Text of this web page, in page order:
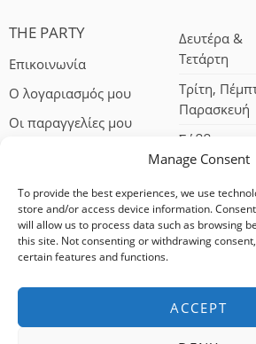
Manage Consent
To provide the best experiences, we use
store and/or access device information.
will allow us to process data such as browsing
this site. Not consenting or withdrawing
certain features and functions.
ACCEPT
THE PARTY
Επικοινωνία
Ο λογαριασμός μου
Οι παραγγελίες μου
Δευτέρα &
Τετάρτη
Τρίτη,
Παρασκευή
Σάββατο